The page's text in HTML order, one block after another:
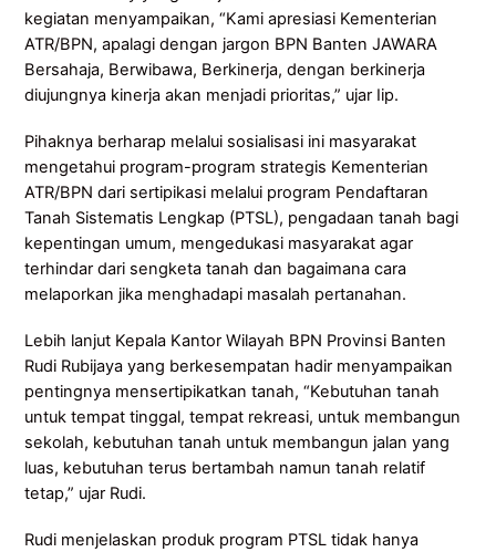
kegiatan menyampaikan, “Kami apresiasi Kementerian
ATR/BPN, apalagi dengan jargon BPN Banten JAWARA
Bersahaja, Berwibawa, Berkinerja, dengan berkinerja
diujungnya kinerja akan menjadi prioritas,” ujar Iip.
Pihaknya berharap melalui sosialisasi ini masyarakat
mengetahui program-program strategis Kementerian
ATR/BPN dari sertipikasi melalui program Pendaftaran
Tanah Sistematis Lengkap (PTSL), pengadaan tanah bagi
kepentingan umum, mengedukasi masyarakat agar
terhindar dari sengketa tanah dan bagaimana cara
melaporkan jika menghadapi masalah pertanahan.
Lebih lanjut Kepala Kantor Wilayah BPN Provinsi Banten
Rudi Rubijaya yang berkesempatan hadir menyampaikan
pentingnya mensertipikatkan tanah, “Kebutuhan tanah
untuk tempat tinggal, tempat rekreasi, untuk membangun
sekolah, kebutuhan tanah untuk membangun jalan yang
luas, kebutuhan terus bertambah namun tanah relatif
tetap,” ujar Rudi.
Rudi menjelaskan produk program PTSL tidak hanya